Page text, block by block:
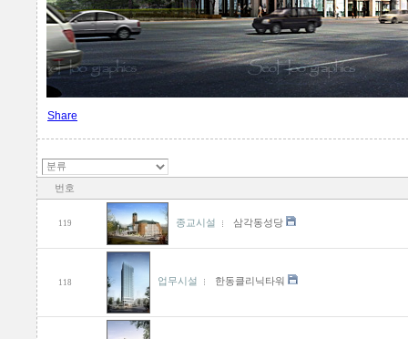
Share
번호
119 종교시설 삼각동성당
118 업무시설 한동클리닉타워